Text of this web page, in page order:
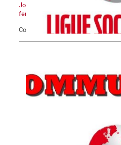
Journée Internationale pour
femmes
Communiqué du 25 novembre 2020